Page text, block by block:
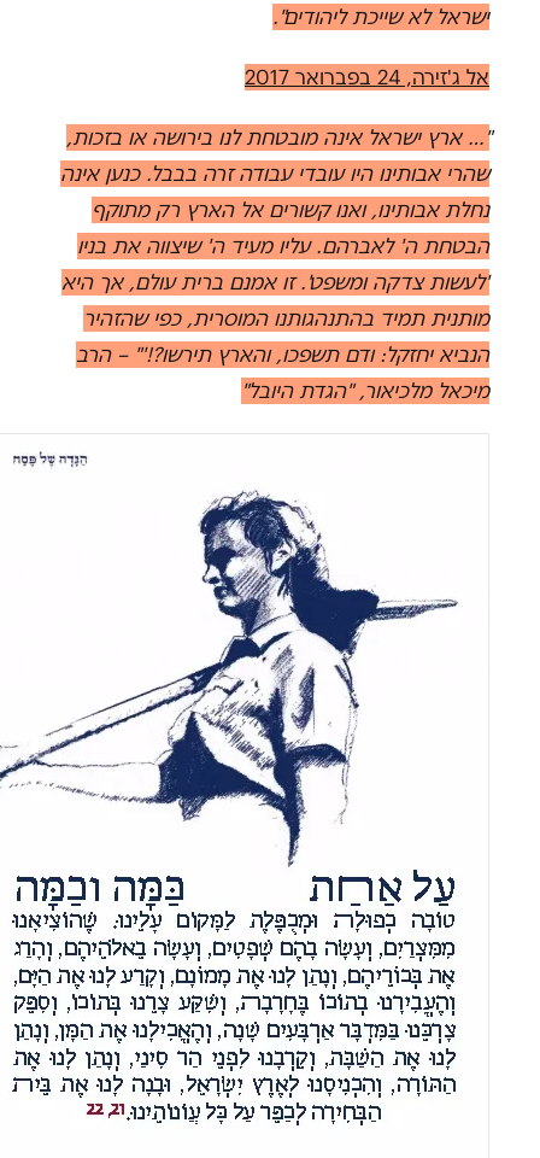
ישראל לא שייכת ליהודים".
אל ג'זירה, 24 בפברואר 2017
"… ארץ ישראל אינה מובטחת לנו בירושה או בזכות,
שהרי אבותינו היו עובדי עבודה זרה בבבל. כנען אינה
נחלת אבותינו, ואנו קשורים אל הארץ רק מתוקף
הבטחת ה' לאברהם. עליו מעיד ה' שיצווה את בניו
'לעשות צדקה ומשפט'. זו אמנם ברית עולם, אך היא
מותנית תמיד בהתנהגותנו המוסרית, כפי שהזהיר
הנביא יחזקל: ודם תשפכו, והארץ תירשו?!'" – הרב
מיכאל מלכיאור, "הגדת היובל"